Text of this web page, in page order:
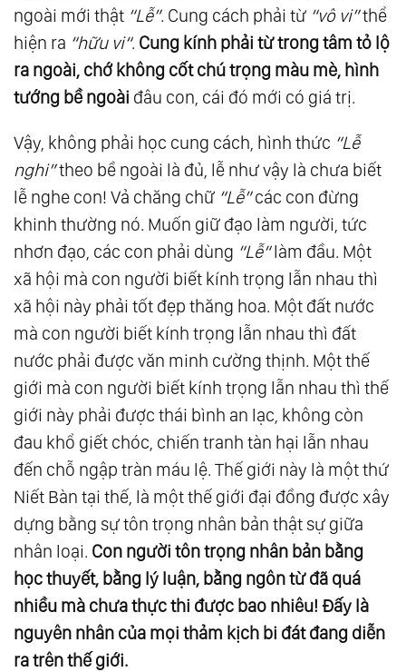
47. Huấn Từ Của Kim Thân Cha Dịp Bạn Đạo
Cần Thơ Và Trà Vinh Chào Từ Biệt (1978)
48.Huấn Từ Của Kim Thân Cha Tại Tư Thất Bà
T. T. N. (1978)
Kim Thân Cha Giảng Về Chữ “Lễ” (1978)
50. Kim Thân Cha Giảng Về Cách Phục Sức
Của Người Tu (1978)
51. Buổi Hội Ngộ Tại Tân Dân Đàn Qua Điển
Quang Giáng Xuống Của Kim Thân Ngọc Đế
Và Quán Âm Nam Hải (1978)
52. Huấn Từ Của Kim Thân Cha Dịp Mồng 1
Tết Xuân Kỷ Mùi Tại Tân Dân Đàn (1979)
53.Huấn Từ Của Kim Thân Cha Nhân Tân Dân
Đàn Làm Lễ Tiễn Đi Quy Ẩn 23/2/1979
54.Huấn Từ Của Kim Thân Cha Nhân Phái Tu
Vô Vi Làm Lễ Tiễn Đi Quy Ẩn 25/2/1979
55. Huấn Từ Của Kim Thân Cha Nhân Một Số
Bạn Tu Bất Ngờ Diện Kiến Dịp Tết Canh Thân
(1980)
56. Kim Thân Cha Đáp Lời “Sớ Xuân Dâng
Cha”
57.Huấn Từ Của Kim Thân Cha Dịp Mồng 2
Tết Tân Dậu Tại Thiền Đường (1981)
ngoài mới thật “Lễ”. Cung cách phải từ “vô vi”thể
hiện ra “hữu vi“. Cung kính phải từtrong tâm tỏ lộ
ra ngoài, chớkhông cốt chú trọng màu mè, hình
tướng bềngoài đâu con, cái đó mới có giá trị.
Vậy, không phải học cung cách, hình thức “Lễ
nghi”theo bề ngoài là đủ, lễ như vậy là chưa biết
lễ nghe con! Vả chăng chữ “Lễ”các con đừng
khinh thường nó. Muốn giữ đạo làm người, tức
nhơn đạo, các con phải dùng “Lễ“làm đầu. Một
xã hội mà con người biết kính trọng lẫn nhau thì
xã hội này phải tốt đẹp thăng hoa. Một đất nước
mà con người biết kính trọng lẫn nhau thì đất
nước phải được văn minh cường thịnh. Một thế
giới mà con người biết kính trọng lẫn nhau thì thế
giới này phải được thái bình an lạc, không còn
đau khổ giết chóc, chiến tranh tàn hại lẫn nhau
đến chỗ ngập tràn máu lệ. Thế giới này là một thứ
Niết Bàn tại thế, là một thế giới đại đồng được xây
dựng bằng sự tôn trọng nhân bản thật sự giữa
nhân loại. Con người tôn trọng nhân bản bằng
học thuyết, bằng lý luận, bằng ngôn từ đã quá
nhiều mà chưa thực thi được bao nhiêu! Đấy là
nguyên nhân của mọi thảm kịch bi đátđang diễn
ra trên thếgiới.